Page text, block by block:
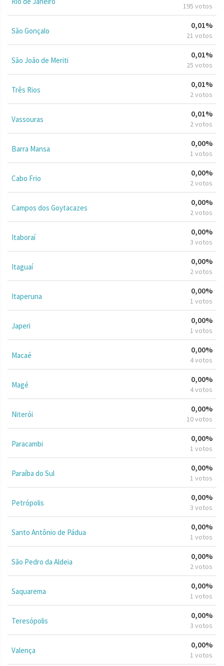
195 votos
São Gonçalo
0,01%
21 votos
São João de Meriti
0,01%
25 votos
Três Rios
0,01%
2 votos
Vassouras
0,01%
2 votos
Barra Mansa
0,00%
1 votos
Cabo Frio
0,00%
2 votos
Campos dos Goytacazes
0,00%
2 votos
Itaboraí
0,00%
3 votos
Itaguaí
0,00%
2 votos
Itaperuna
0,00%
1 votos
Japeri
0,00%
1 votos
Macaé
0,00%
4 votos
Magé
0,00%
4 votos
Niterói
0,00%
10 votos
Paracambi
0,00%
1 votos
Paraíba do Sul
0,00%
1 votos
Petrópolis
0,00%
3 votos
Santo Antônio de Pádua
0,00%
1 votos
São Pedro da Aldeia
0,00%
2 votos
Saquarema
0,00%
1 votos
Teresópolis
0,00%
3 votos
Valença
0,00%
1 votos